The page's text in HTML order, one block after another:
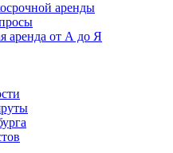
аренды
аренда от А до Я